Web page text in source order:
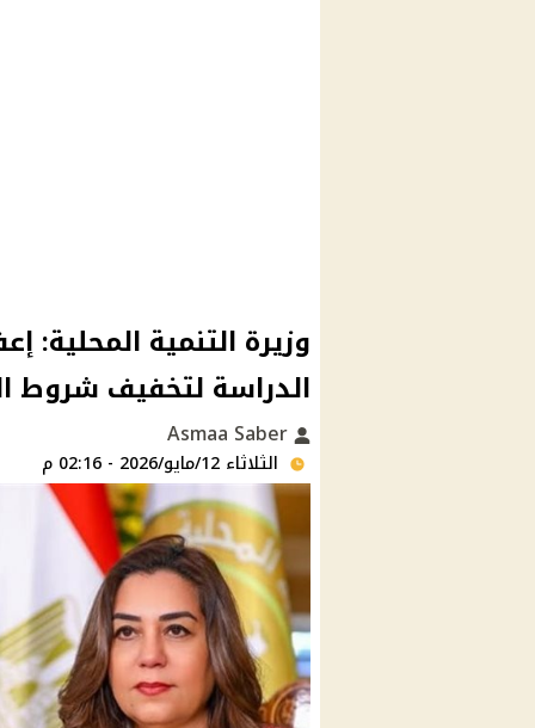
وزيرة التنمية
الدراسة لتخفيف شروط
الثلاثاء 12/مايو/2026 - 02:16 م